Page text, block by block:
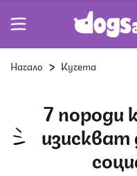
Начало Кучета
7 породи кучета, които